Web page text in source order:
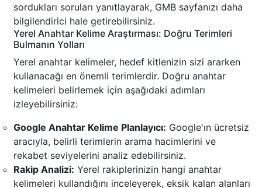
sordukları soruları yanıtlayarak, GMB sayfanızı daha
bilgilendirici hale getirebilirsiniz.
Yerel Anahtar Kelime Araştırması: Doğru Terimleri
Bulmanın Yolları
Yerel anahtar kelimeler, hedef kitlenizin sizi ararken
kullanacağı en önemli terimlerdir. Doğru anahtar
kelimeleri belirlemek için aşağıdaki adımları
izleyebilirsiniz:
Google Anahtar Kelime Planlayıcı: Google'ın ücretsiz
aracıyla, belirli terimlerin arama hacimlerini ve
rekabet seviyelerini analiz edebilirsiniz.
Rakip Analizi: Yerel rakiplerinizin hangi anahtar
kelimeleri kullandığını inceleyerek, eksik kalan alanları